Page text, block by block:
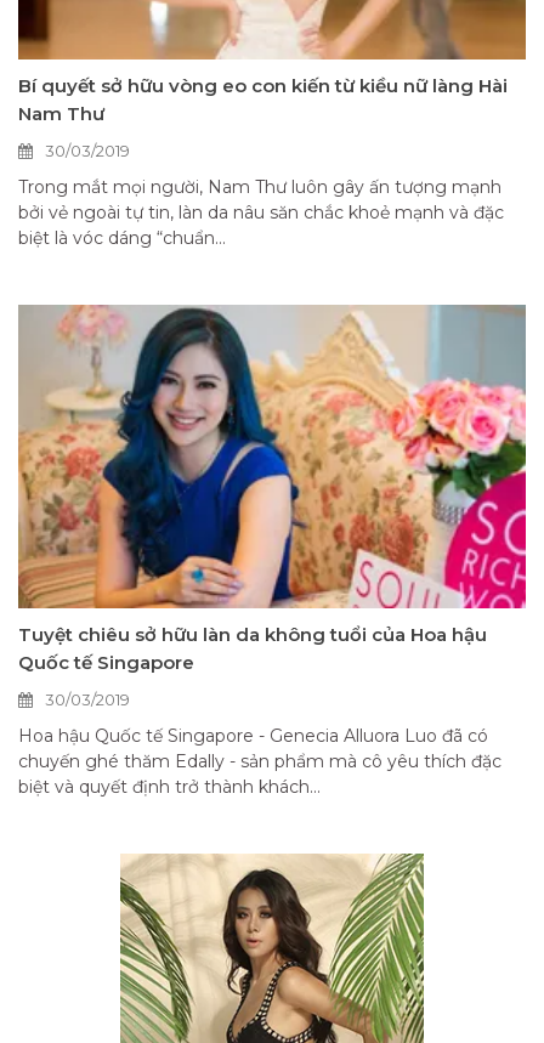
Bí quyết sở hữu vòng eo con kiến từ kiều nữ làng Hài
Nam Thư
30/03/2019
Trong mắt mọi người, Nam Thư luôn gây ấn tượng mạnh
bởi vẻ ngoài tự tin, làn da nâu săn chắc khoẻ mạnh và đặc
biệt là vóc dáng “chuẩn...
Tuyệt chiêu sở hữu làn da không tuổi của Hoa hậu
Quốc tế Singapore
30/03/2019
Hoa hậu Quốc tế Singapore - Genecia Alluora Luo đã có
chuyến ghé thăm Edally - sản phẩm mà cô yêu thích đặc
biệt và quyết định trở thành khách...